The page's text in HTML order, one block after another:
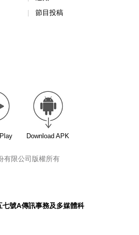
節目投稿
Download APK
有限公司版權所有
號A傳訊事務及多媒體科